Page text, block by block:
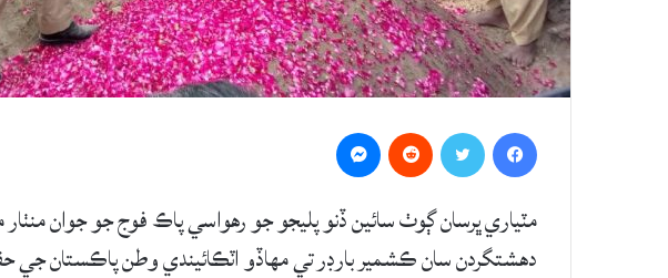
مٽياري ڀرسان ڳوٺ سائين ڏنو پليجو جو رهواسي پاڪ فوج جو جوان